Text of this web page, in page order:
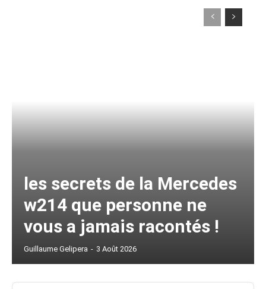
les secrets de la Mercedes
w214 que personne ne
vous a jamais racontés !
Guillaume Gelipera - 3 Août 2026